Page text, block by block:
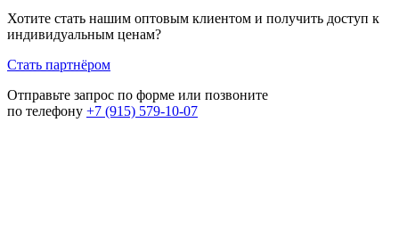
Хотите стать нашим оптовым клиентом и получить доступ к
индивидуальным ценам?
Стать партнёром
Отправьте запрос по форме или позвоните
по телефону +7 (915) 579-10-07